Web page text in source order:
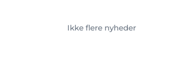
Ikke flere nyheder